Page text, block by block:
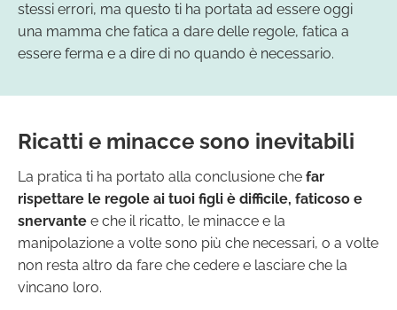
stessi errori, ma questo ti ha portata ad essere oggi
una mamma che fatica a dare delle regole, fatica a
essere ferma e a dire di no quando è necessario.
Ricatti e minacce sono inevitabili
La pratica ti ha portato alla conclusione che far
rispettare le regole ai tuoi figli è difficile, faticoso e
snervante e che il ricatto, le minacce e la
manipolazione a volte sono più che necessari, o a volte
non resta altro da fare che cedere e lasciare che la
vincano loro.